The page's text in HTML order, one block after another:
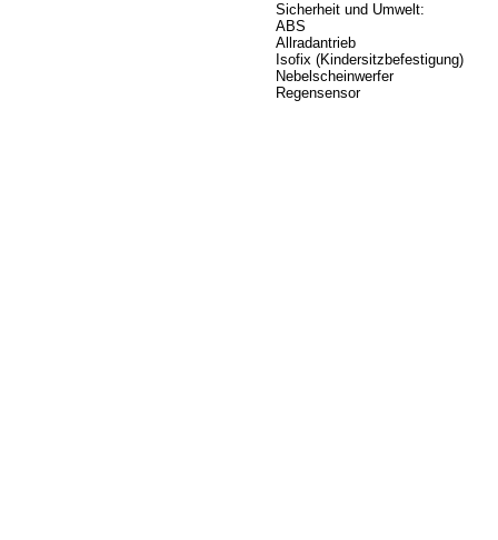
Sicherheit und Umwelt:
ABS
Allradantrieb
Isofix (Kindersitzbefestigung)
Nebelscheinwerfer
Regensensor